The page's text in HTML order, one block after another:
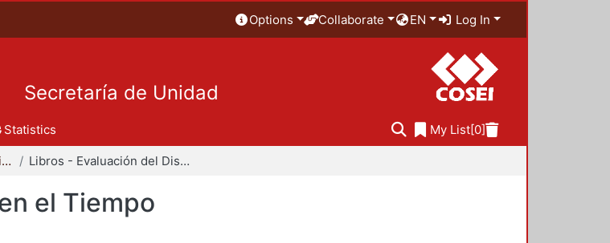
Options Collaborate EN Log In
Secretaría de Unidad
Statistics My List[0]
Departamento de Evaluación del Diseño en el Tiempo Libros - Evaluación del Diseño en el Tiempo
el Tiempo